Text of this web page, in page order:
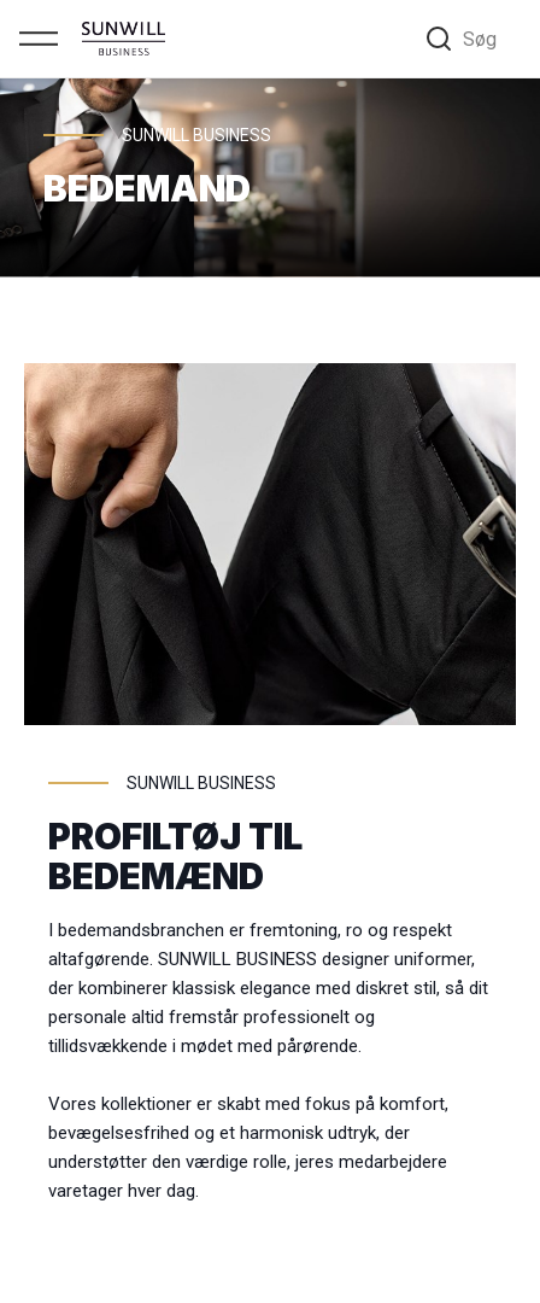
Søg
SUNWILL BUSINESS
BEDEMAND
SUNWILL BUSINESS
PROFILTØJ TIL
BEDEMÆND
I bedemandsbranchen er fremtoning, ro og respekt
altafgørende. SUNWILL BUSINESS designer uniformer,
der kombinerer klassisk elegance med diskret stil, så dit
personale altid fremstår professionelt og
tillidsvækkende i mødet med pårørende.
Vores kollektioner er skabt med fokus på komfort,
bevægelsesfrihed og et harmonisk udtryk, der
understøtter den værdige rolle, jeres medarbejdere